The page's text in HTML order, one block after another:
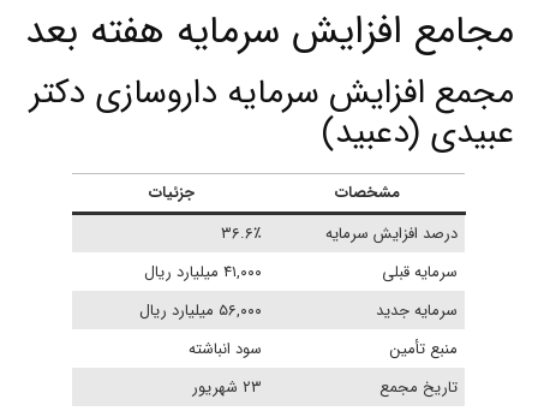
مجامع افزایش سرمایه هفته بعد
مجمع افزایش سرمایه داروسازی دکتر
عبیدی (دعبید)
مشخصات
جزئیات
درصد افزایش سرمایه
۳۶.۶٪
سرمایه قبلی
۴۱,۰۰۰ میلیارد ریال
سرمایه جدید
۵۶,۰۰۰ میلیارد ریال
منبع تأمین
سود انباشته
تاریخ مجمع
۲۳ شهریور